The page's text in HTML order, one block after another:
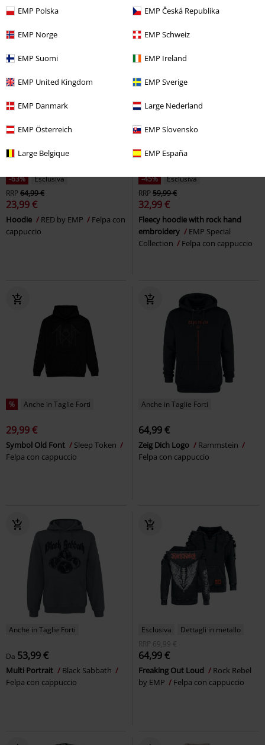
EMP Polska EMP Česká Republika
EMP Norge EMP Schweiz
EMP Suomi EMP Ireland
EMP United Kingdom EMP Sverige
EMP Danmark Large Nederland
EMP Österreich EMP Slovensko
Large Belgique EMP España
cappuccio Commander Star Wars
con cappuccio
-63%
Esclusiva
RRP64,99 €
23,99 €
Hoodie RED by EMP
Felpa con
cappuccio
-45%
Esclusiva
RRP59,99 €
32,99 €
Fleecy hoodie with rock hand
embroidery
EMP Special
Collection
Felpa con cappuccio
% Anche in Taglie Forti
29,99 €
Symbol Old Font
Sleep Token
Felpa con cappuccio
Anche in Taglie Forti
64,99 €
Zeig Dich Logo
Rammstein
Felpa con cappuccio
Anche in Taglie Forti
Da 53,99 €
Multi Portrait
Black Sabbath
Felpa con cappuccio
Esclusiva
Dettagli in metallo
RRP
69,99 €
64,99 €
Freaking Out Loud
Rock Rebel
by EMP
Felpa con cappuccio